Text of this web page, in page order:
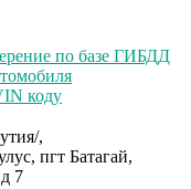
по базе ГИБДД
коду
,
пгт Батагай,
7